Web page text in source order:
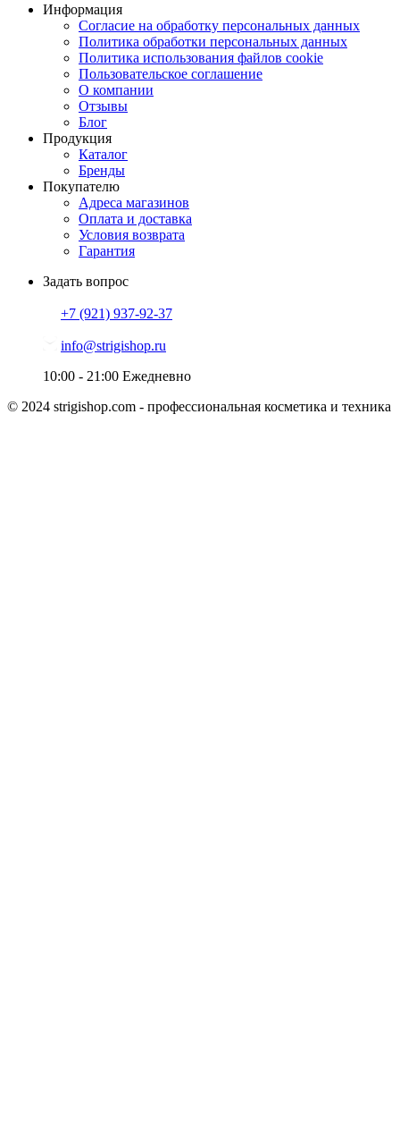
Информация
Согласие на обработку персональных данных
Политика обработки персональных данных
Политика использования файлов cookie
Пользовательское соглашение
О компании
Отзывы
Блог
Продукция
Каталог
Бренды
Покупателю
Адреса магазинов
Оплата и доставка
Условия возврата
Гарантия
Задать вопрос
+7 (921) 937-92-37
info@strigishop.ru
10:00 - 21:00 Ежедневно
© 2024 strigishop.com - профессиональная косметика и техника